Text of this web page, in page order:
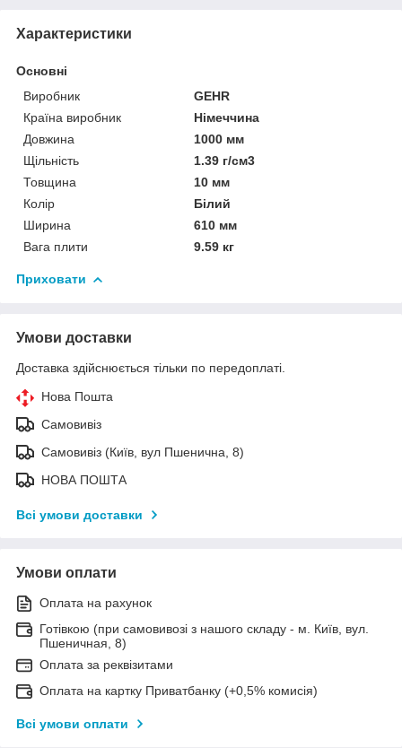
Характеристики
Основні
Виробник
GEHR
Країна виробник
Німеччина
Довжина
1000 мм
Щільність
1.39 г/см3
Товщина
10 мм
Колір
Білий
Ширина
610 мм
Вага плити
9.59 кг
Приховати
Умови доставки
Доставка здійснюється тільки по передоплаті.
Нова Пошта
Самовивіз
Самовивіз (Київ, вул Пшенична, 8)
НОВА ПОШТА
Всі умови доставки
Умови оплати
Оплата на рахунок
Готівкою (при самовивозі з нашого складу - м. Київ, вул.
Пшеничная, 8)
Оплата за реквізитами
Оплата на картку Приватбанку (+0,5% комисія)
Всі умови оплати